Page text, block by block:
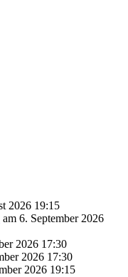
2026 19:15
am 6. September 2026
2026 17:30
2026 17:30
2026 19:15